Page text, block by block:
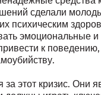
сделали
психическим
эмоциональные и
к поведению,
этот кризис. Они